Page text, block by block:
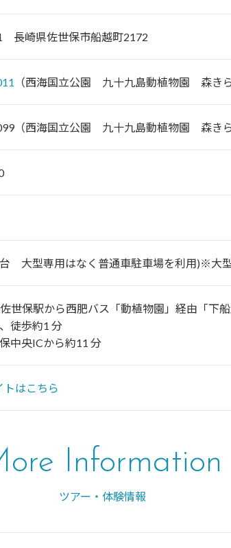
長崎県佐世保市船越町2172
（西海国立公園 九十九島動植物園 森きら
（西海国立公園 九十九島動植物園 森きら
大型専用はなく普通車駐車場を利用)※大
世保駅から西肥バス「動植物園」経由「下
徒歩約1 分
中央ICから約11 分
トはこちら
Information
ツアー・体験情報